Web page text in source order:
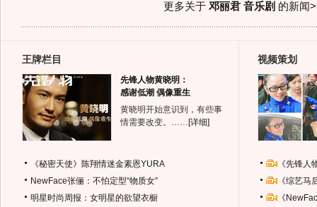
更多关于 邓丽君 音乐剧 的新闻
王牌栏目
先锋人物黄晓明：
感谢低潮 偶像重生
黄晓明开始意识到，有些事
情需要改变。…… [详细]
《秘密天使》陈翔情迷金素恩YURA
NewFace张俪：不怕定型“物质女”
明星时尚周报：女明星的欲望衣橱
视频策划
《先锋
《综艺
《